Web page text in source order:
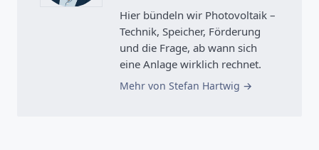
Hier bündeln wir Photovoltaik –
Technik, Speicher, Förderung
und die Frage, ab wann sich
eine Anlage wirklich rechnet.
Mehr von Stefan Hartwig